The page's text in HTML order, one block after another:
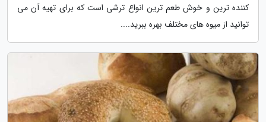
کننده ترین و خوش طعم ترین انواع ترشی است که برای تهیه آن می
توانید از میوه های مختلف بهره ببرید....